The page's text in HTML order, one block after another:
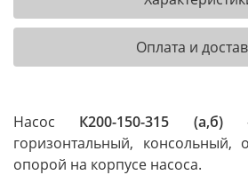
Оплата и
Насос К200-150-315 (а,б)
горизонтальный, консольный,
опорой на корпусе насоса.